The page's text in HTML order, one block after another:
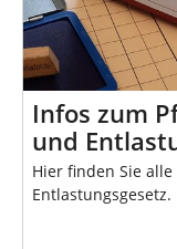
Infos zum
und
Hier finden Sie
Entlastungsgesetz.